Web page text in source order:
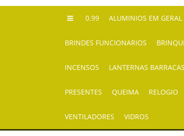
0.99 ALUMINIOS EM GERAL
BRINDES FUNCIONARIOS
INCENSOS LANTERNAS
PRESENTES QUEIMA RELOGIO
VENTILADORES VIDROS